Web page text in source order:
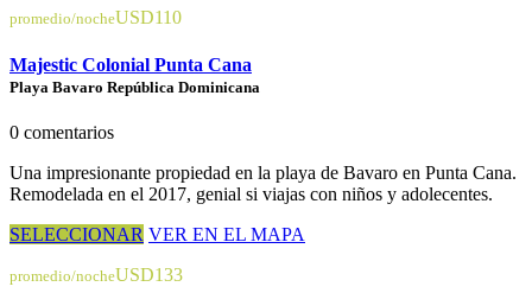
promedio/nocheUSD110
Majestic Colonial Punta Cana
Playa Bavaro República Dominicana
0 comentarios
Una impresionante propiedad en la playa de Bavaro en Punta Cana.
Remodelada en el 2017, genial si viajas con niños y adolecentes.
SELECCIONAR VER EN EL MAPA
promedio/nocheUSD133